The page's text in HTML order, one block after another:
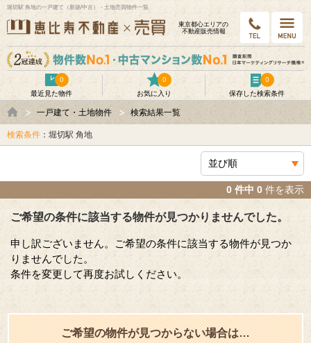
堀切駅 角地の一戸建て（新築/中古）・土地売買物件一覧
東京都⼼エリアの
不動産販売情報
最近見た物件
0
お気に入り
0
保存した検索条件
0
一戸建て・土地物件 検索結果一覧
検索条件 ：堀切駅 角地
0 件中 0 件を表示
ご希望の条件に該当する物件が見つかりませんでした。
申し訳ございません。ご希望の条件に該当する物件が見つか
りませんでした。
条件を変更して再度お試しください。
ご希望の物件が見つからない場合は…